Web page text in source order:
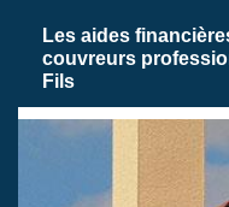
Les aides
couvreurs
Fils